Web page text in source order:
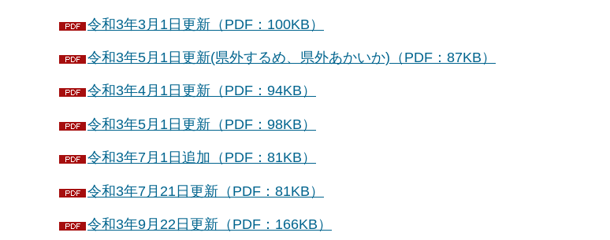
令和3年3月1日更新（PDF：100KB）
令和3年5月1日更新(県外するめ、県外あかいか)（PDF：87KB）
令和3年4月1日更新（PDF：94KB）
令和3年5月1日更新（PDF：98KB）
令和3年7月1日追加（PDF：81KB）
令和3年7月21日更新（PDF：81KB）
令和3年9月22日更新（PDF：166KB）